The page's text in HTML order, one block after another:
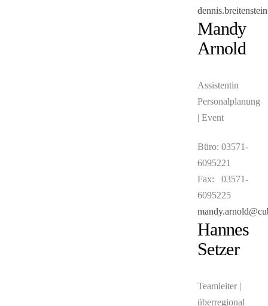
Mandy
Arnold
Assistentin
Personalplanung
| Event
Büro: 03571-
6095221
Fax: 03571-
6095225
Hannes
Setzer
Teamleiter |
überregional